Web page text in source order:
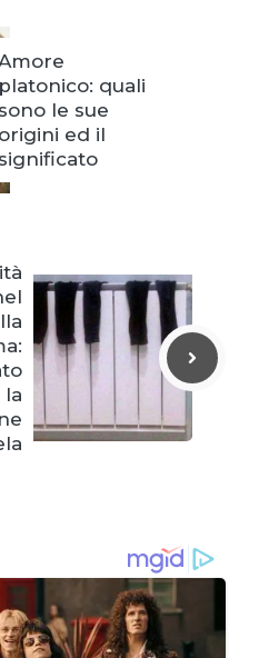
platonico: quali
sono le sue
origini ed il
significato